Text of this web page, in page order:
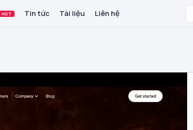
HOT Tin tức Tài liệu Liên hệ